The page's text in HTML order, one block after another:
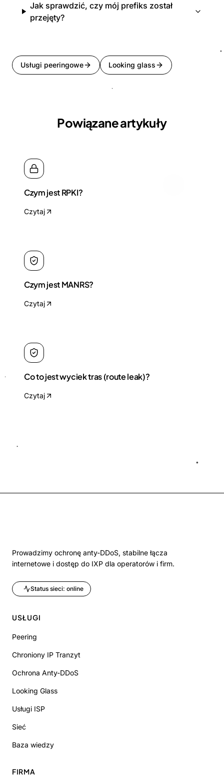
Jak sprawdzić, czy mój prefiks został
przejęty?
Usługi peeringowe Looking glass
Powiązane artykuły
Czym jest RPKI?
Czytaj
Czym jest MANRS?
Czytaj
Co to jest wyciek tras (route leak)?
Czytaj
Prowadzimy ochronę anty-DDoS, stabilne łącza
internetowe i dostęp do IXP dla operatorów i firm.
Status sieci: online
USŁUGI
Peering
Chroniony IP Tranzyt
Ochrona Anty-DDoS
Looking Glass
Usługi ISP
Sieć
Baza wiedzy
FIRMA